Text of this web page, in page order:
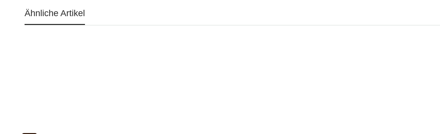
Ähnliche Artikel